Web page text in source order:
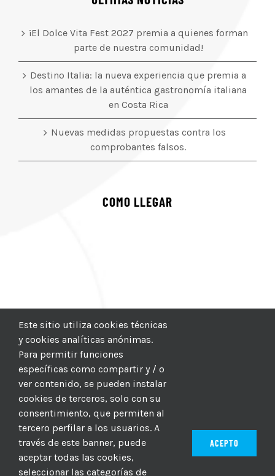
¡El Dolce Vita Fest 2027 premia a quienes forman
parte de nuestra comunidad!
Destino Italia: la nueva experiencia que premia a
los amantes de la auténtica gastronomía italiana
en Costa Rica
Nuevas medidas propuestas contra los
comprobantes falsos.
COMO LLEGAR
Este sitio utiliza cookies técnicas
y cookies analíticas anónimas.
Para permitir funciones
específicas como compartir y / o
ver contenido, se pueden instalar
cookies de terceros, solo con su
consentimiento, que permiten al
tercero perfilar a los usuarios. A
través de este banner, puede
aceptar todas las cookies,
seleccionar las categorías de
ACEPTO